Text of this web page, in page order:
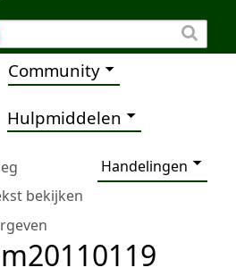
Community
Hulpmiddelen
Handelingen
bekijken